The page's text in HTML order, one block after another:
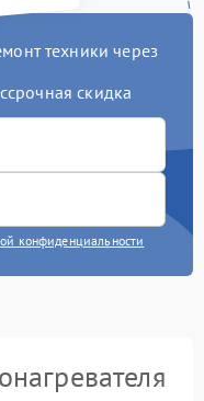
техники через
скидка
конфиденциальности